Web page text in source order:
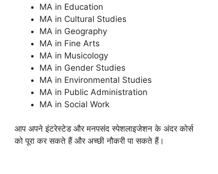
MA in Education
MA in Cultural Studies
MA in Geography
MA in Fine Arts
MA in Musicology
MA in Gender Studies
MA in Environmental Studies
MA in Public Administration
MA in Social Work
आप अपने इंटरेस्टेड और मनपसंद स्पेशलाइजेशन के अंदर कोर्स
को पूरा कर सकते हैं और अच्छी नौकरी पा सकते हैं।